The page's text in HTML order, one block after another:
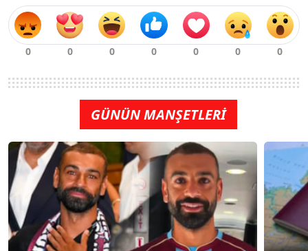
GÜNÜN MANŞETLERİ